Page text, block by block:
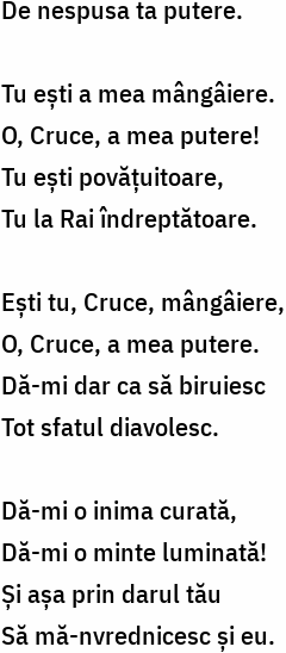
De nespusa ta putere.
Tu eşti a mea mângâiere.
O, Cruce, a mea putere!
Tu eşti povăţuitoare,
Tu la Rai îndreptătoare.
Eşti tu, Cruce, mângâiere,
O, Cruce, a mea putere.
Dă-mi dar ca să biruiesc
Tot sfatul diavolesc.
Dă-mi o inima curată,
Dă-mi o minte luminată!
Şi aşa prin darul tău
Să mă-nvrednicesc şi eu.